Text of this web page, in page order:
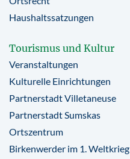
Haushaltssatzungen
Tourismus und Kultur
Veranstaltungen
Kulturelle Einrichtungen
Partnerstadt Villetaneuse
Partnerstadt Sumskas
Ortszentrum
Birkenwerder im 1. Weltkrieg